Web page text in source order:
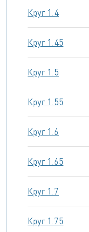
Круг 1.4
Круг 1.45
Круг 1.5
Круг 1.55
Круг 1.6
Круг 1.65
Круг 1.7
Круг 1.75